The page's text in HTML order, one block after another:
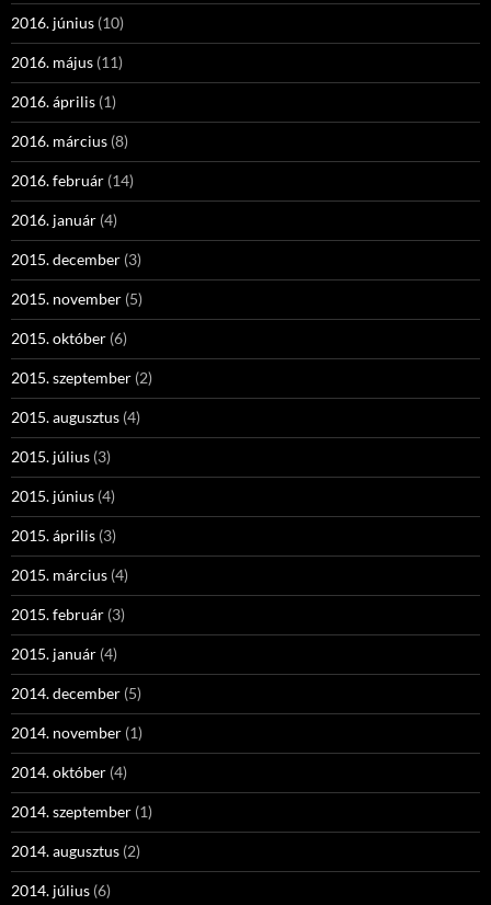
2016. június (10)
2016. május (11)
2016. április (1)
2016. március (8)
2016. február (14)
2016. január (4)
2015. december (3)
2015. november (5)
2015. október (6)
2015. szeptember (2)
2015. augusztus (4)
2015. július (3)
2015. június (4)
2015. április (3)
2015. március (4)
2015. február (3)
2015. január (4)
2014. december (5)
2014. november (1)
2014. október (4)
2014. szeptember (1)
2014. augusztus (2)
2014. július (6)